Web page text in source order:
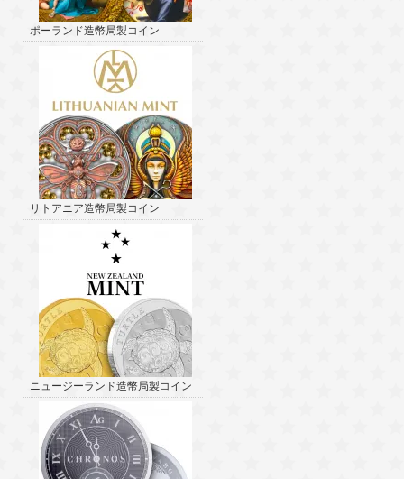
ポーランド造幣局製コイン
リトアニア造幣局製コイン
ニュージーランド造幣局製コイン